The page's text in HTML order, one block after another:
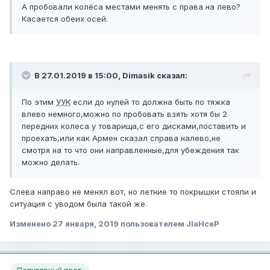
А пробовали колёса местами менять с права на лево?
Касается обеих осей.
В 27.01.2019 в 15:00, Dimasik сказал:
По этим УУК если до нулей то должна быть по тяжка
влево немного,можно по пробовать взять хотя бы 2
передних колеса у товарища,с его дисками,поставить и
проехать,или как Армен сказал справа налево,не
смотря на то что они направленные,для убеждения так
можно делать.
Слева направо не менял вот, но летние то покрышки стояли и
ситуация с уводом была такой же.
Изменено 27 января, 2019 пользователем JlaHceP